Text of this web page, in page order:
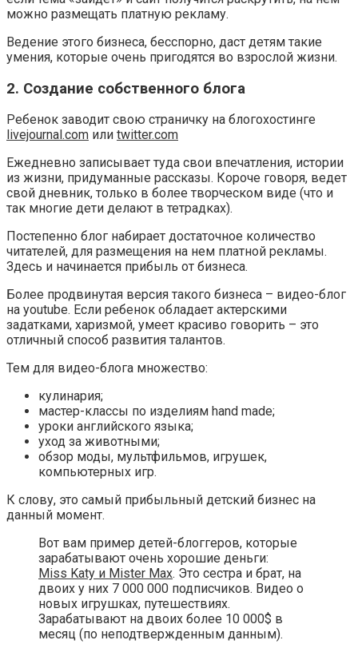
можно размещать платную рекламу.
Ведение этого бизнеса, бесспорно, даст детям такие
умения, которые очень пригодятся во взрослой жизни.
2. Создание собственного блога
Ребенок заводит свою страничку на блогохостинге
livejournal.com или twitter.com
Ежедневно записывает туда свои впечатления, истории
из жизни, придуманные рассказы. Короче говоря, ведет
свой дневник, только в более творческом виде (что и
так многие дети делают в тетрадках).
Постепенно блог набирает достаточное количество
читателей, для размещения на нем платной рекламы.
Здесь и начинается прибыль от бизнеса.
Более продвинутая версия такого бизнеса – видео-блог
на youtube. Если ребенок обладает актерскими
задатками, харизмой, умеет красиво говорить – это
отличный способ развития талантов.
Тем для видео-блога множество:
кулинария;
мастер-классы по изделиям hand made;
уроки английского языка;
уход за животными;
обзор моды, мультфильмов, игрушек,
компьютерных игр.
К слову, это самый прибыльный детский бизнес на
данный момент.
Вот вам пример детей-блоггеров, которые
зарабатывают очень хорошие деньги:
Miss Katy и Mister Max. Это сестра и брат, на
двоих у них 7 000 000 подписчиков. Видео о
новых игрушках, путешествиях.
Зарабатывают на двоих более 10 000$ в
месяц (по неподтвержденным данным).